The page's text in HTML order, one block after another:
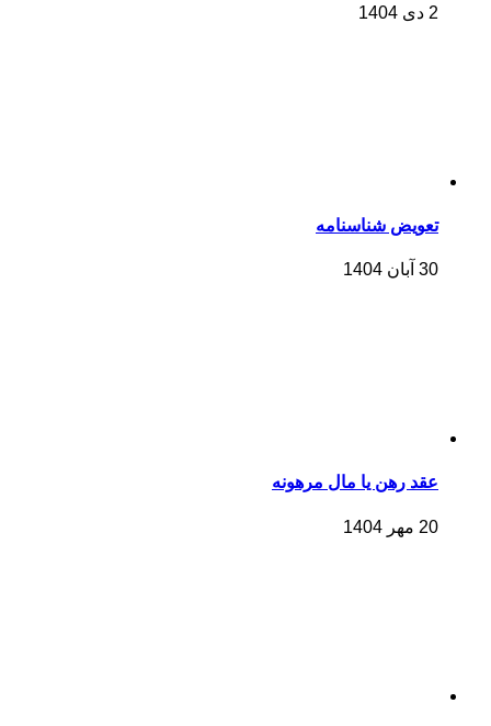
2 دی 1404
تعویض شناسنامه
30 آبان 1404
عقد رهن یا مال مرهونه
20 مهر 1404